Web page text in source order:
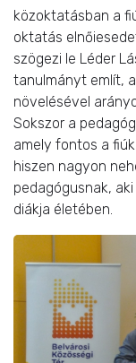
közoktatásban a
oktatás
szögezi le Léder
tanulmányt említ,
növelésével
Sokszor a
amely fontos a
hiszen nagyon
pedagógusnak,
diákja életében.